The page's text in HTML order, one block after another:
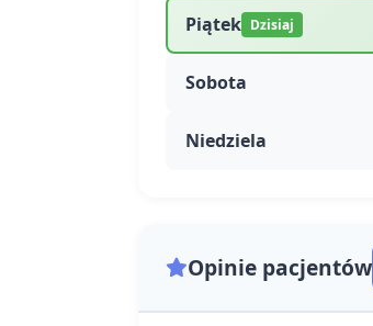
Piątek Dzisiaj
Sobota
Niedziela
Opinie pacjentów